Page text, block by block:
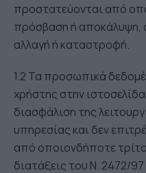
προστατεύονται από
πρόσβαση ή αποκάλυψη,
αλλαγή ή καταστροφή.
1.2 Τα προσωπικά
χρήστης στην
διασφάλιση της
υπηρεσίας και δεν
από οποιονδήποτε
διατάξεις του Ν. 2472/